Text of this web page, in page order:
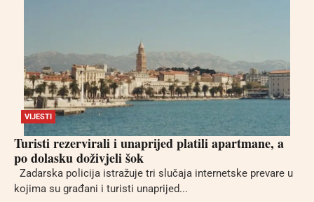
VIJESTI
Turisti rezervirali i unaprijed platili apartmane, a
po dolasku doživjeli šok
Zadarska policija istražuje tri slučaja internetske prevare u
kojima su građani i turisti unaprijed...